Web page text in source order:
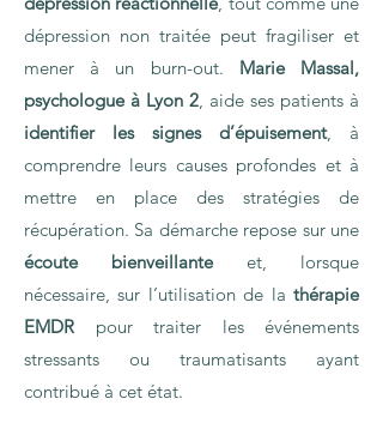
dépression non traitée peut fragiliser et
mener à un burn-out. Marie Massal,
psychologue à Lyon 2, aide ses patients à
identifier les signes d’épuisement, à
comprendre leurs causes profondes et à
mettre en place des stratégies de
récupération. Sa démarche repose sur une
écoute bienveillanteet, lorsque
nécessaire, sur l’utilisation de la thérapie
EMDR pour traiter les événements
stressants ou traumatisants ayant
contribué à cet état.